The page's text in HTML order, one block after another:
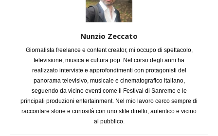
Nunzio Zeccato
Giornalista freelance e content creator, mi occupo di spettacolo,
televisione, musica e cultura pop. Nel corso degli anni ha
realizzato interviste e approfondimenti con protagonisti del
panorama televisivo, musicale e cinematografico italiano,
seguendo da vicino eventi come il Festival di Sanremo e le
principali produzioni entertainment. Nel mio lavoro cerco sempre di
raccontare storie e curiosità con uno stile diretto, autentico e vicino
al pubblico.